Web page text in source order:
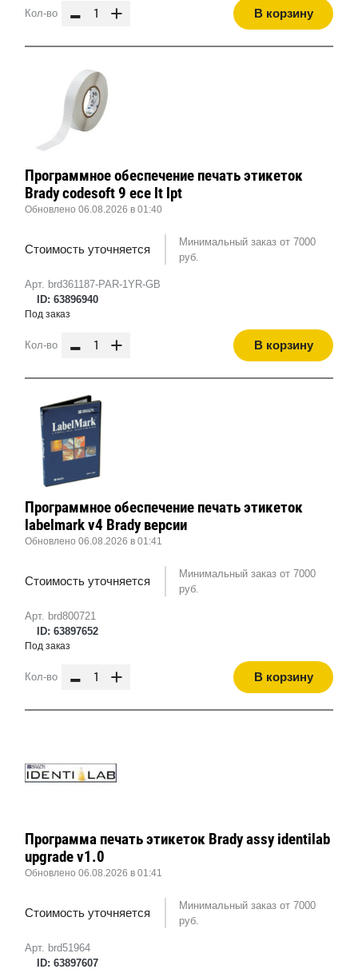
Кол-во - + В корзину
Арт. brd361187-PAR-1YR-GB
ID: 63896940
Программное обеспечение печать этикеток
Brady codesoft 9 ece lt lpt
Обновлено 06.08.2026 в 01:40
Стоимость уточняется
Минимальный заказ от 7000
руб.
Под заказ
Кол-во - + В корзину
Арт. brd800721
ID: 63897652
Программное обеспечение печать этикеток
labelmark v4 Brady версии
Обновлено 06.08.2026 в 01:41
Стоимость уточняется
Минимальный заказ от 7000
руб.
Под заказ
Кол-во - + В корзину
Арт. brd51964
ID: 63897607
Программа печать этикеток Brady assy identilab
upgrade v1.0
Обновлено 06.08.2026 в 01:41
Стоимость уточняется
Минимальный заказ от 7000
руб.